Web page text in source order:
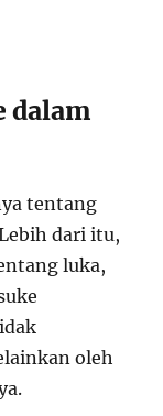
dalam
tentang
dari itu,
luka,
oleh